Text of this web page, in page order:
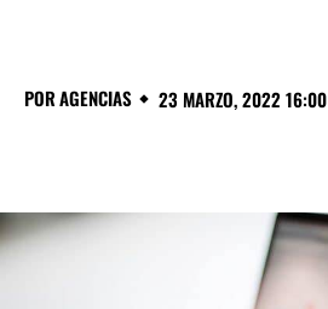
PORAGENCIAS 23 MARZO, 2022 16:00